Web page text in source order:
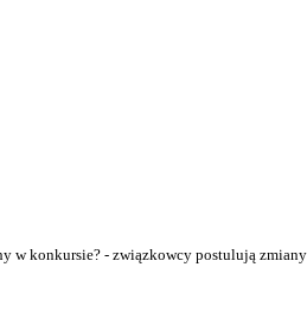
w konkursie? - związkowcy postulują zmiany